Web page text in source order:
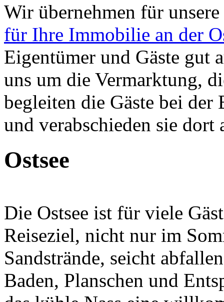
Wir übernehmen für
für Ihre Immobilie an der
Eigentümer und Gäste gut
uns um die Vermarktung,
begleiten die Gäste bei
und verabschieden sie dort
Ostsee
Die Ostsee ist für viele
Reiseziel, nicht nur im
Sandstrände, seicht
Baden, Planschen und